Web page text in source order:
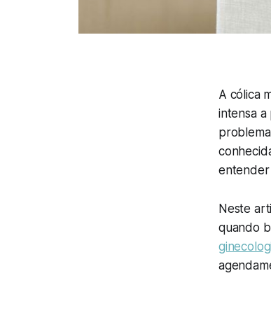
A cólica
intensa
entender
Neste
quando